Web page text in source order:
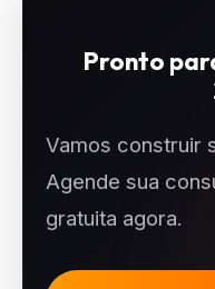
Pronto
Vamos construir
Agende sua
gratuita agora.